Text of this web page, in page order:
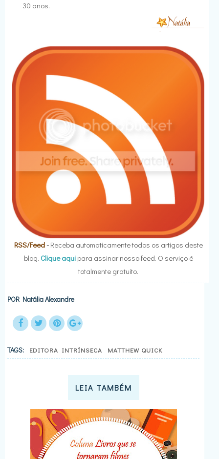
30 anos.
RSS/Feed- Receba automaticamente todos os artigos deste
blog. Clique aquipara assinar nosso feed. O serviço é
totalmente gratuito.
POR Natália Alexandre
TAGS: EDITORA INTRÍNSECA MATTHEW QUICK
LEIA TAMBÉM